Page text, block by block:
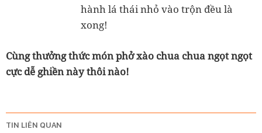
hành lá thái nhỏ vào trộn đều là
xong!
Cùng thưởng thức món phở xào chua chua ngọt ngọt
cực dễ ghiền này thôi nào!
TIN LIÊN QUAN